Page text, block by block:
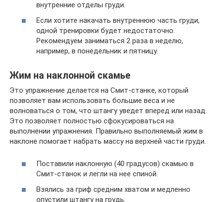
внутренние отделы груди.
Если хотите накачать внутреннюю часть груди,
одной тренировки будет недостаточно.
Рекомендуем заниматься 2 раза в неделю,
например, в понедельник и пятницу.
Жим на наклонной скамье
Это упражнение делается на Смит-станке, который
позволяет вам использовать большие веса и не
волноваться о том, что штангу уведет вперед или назад.
Это позволяет полностью сфокусироваться на
выполнении упражнения. Правильно выполняемый жим в
наклоне помогает набрать массу на верхней части груди.
Поставили наклонную (40 градусов) скамью в
Смит-станок и легли на нее спиной.
Взялись за гриф средним хватом и медленно
опустили штангу на грудь.